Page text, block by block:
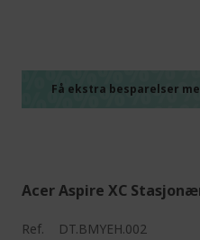
Få ekstra besparelser
Acer Aspire XC
Ref. DT.BMYEH.002